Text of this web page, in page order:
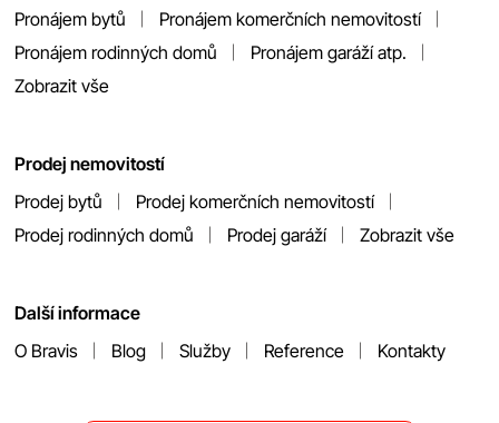
Pronájem bytů
Pronájem komerčních nemovitostí
Pronájem rodinných domů
Pronájem garáží atp.
Zobrazit vše
Prodej nemovitostí
Prodej bytů
Prodej komerčních nemovitostí
Prodej rodinných domů
Prodej garáží Zobrazit vše
Další informace
O Bravis
Blog Služby Reference Kontakty